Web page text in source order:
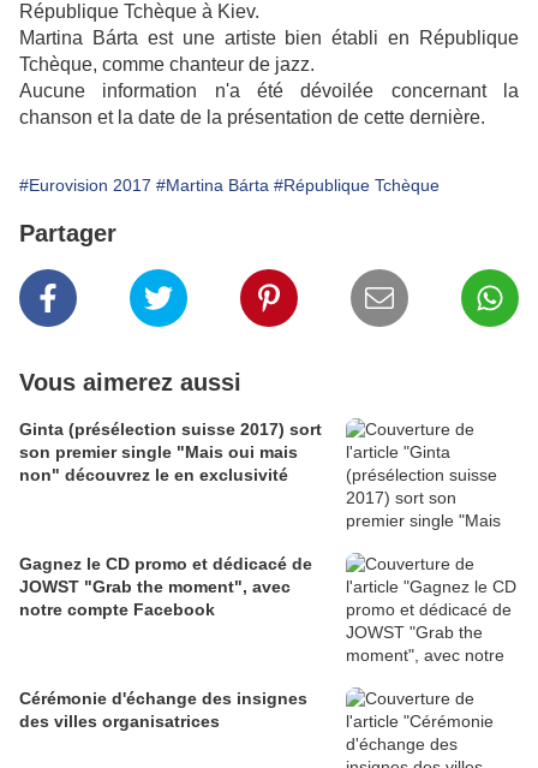
République Tchèque à Kiev.
Martina Bárta est une artiste bien établi en République
Tchèque, comme chanteur de jazz.
Aucune information n'a été dévoilée concernant la
chanson et la date de la présentation de cette dernière.
#Eurovision 2017 #Martina Bárta #République Tchèque
Partager
Vous aimerez aussi
Ginta (présélection suisse 2017) sort
son premier single "Mais oui mais
non" découvrez le en exclusivité
Gagnez le CD promo et dédicacé de
JOWST "Grab the moment", avec
notre compte Facebook
Cérémonie d'échange des insignes
des villes organisatrices